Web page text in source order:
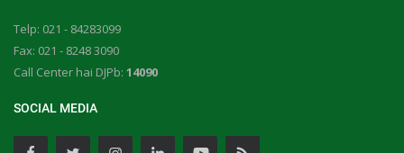
Telp: 021 - 84283099
Fax: 021 - 8248 3090
Call Center hai DJPb: 14090
SOCIAL MEDIA